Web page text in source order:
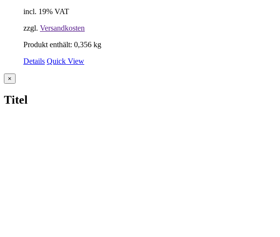
incl. 19% VAT
zzgl. Versandkosten
Produkt enthält: 0,356 kg
Details Quick View
Close
product
view
×
Titel